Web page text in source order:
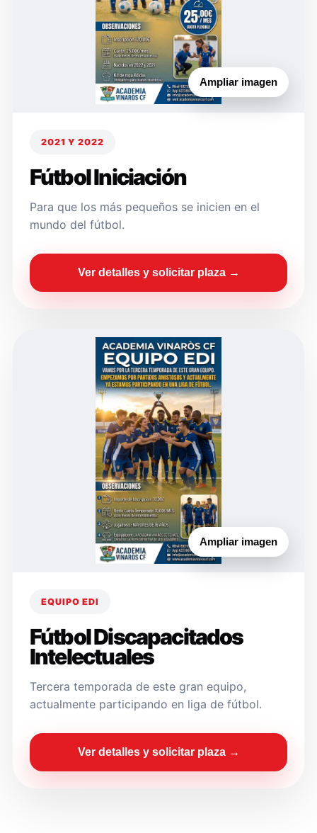
Ampliar imagen
2021 Y 2022
Fútbol Iniciación
Para que los más pequeños se inicien en el
mundo del fútbol.
Ver detalles y solicitar plaza →
Ampliar imagen
EQUIPO EDI
Fútbol Discapacitados
Intelectuales
Tercera temporada de este gran equipo,
actualmente participando en liga de fútbol.
Ver detalles y solicitar plaza →